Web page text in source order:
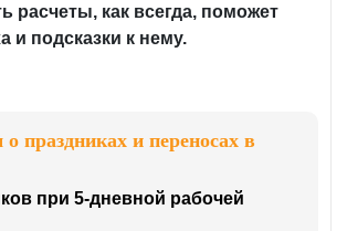
расчеты, как всегда, поможет
и подсказки к нему.
праздниках и переносах в
при 5-дневной рабочей